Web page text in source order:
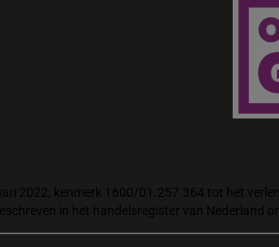
2022, kenmerk 1600/01.257.364 tot het
in het handelsregister van Nederland